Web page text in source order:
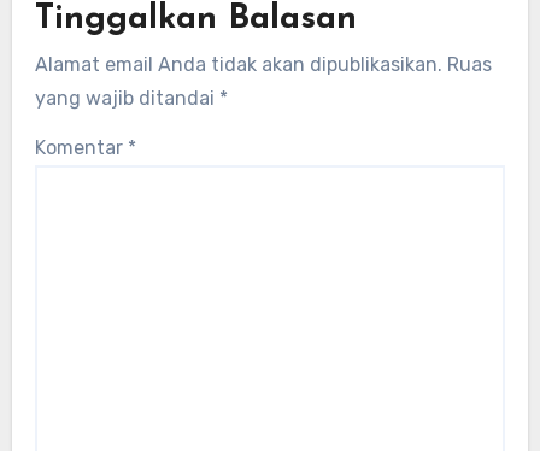
Tinggalkan Balasan
Alamat email Anda tidak akan dipublikasikan. Ruas
yang wajib ditandai *
Komentar *